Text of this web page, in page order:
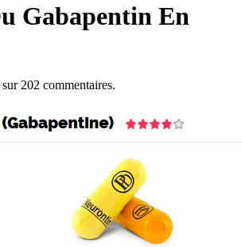
Gabapentin En
sur 202 commentaires.